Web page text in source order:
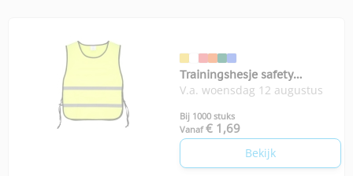
Trainingshesje safety
volwassenen
V.a. woensdag 12 augustus
Bij 1000 stuks
Vanaf € 1,69
Bekijk